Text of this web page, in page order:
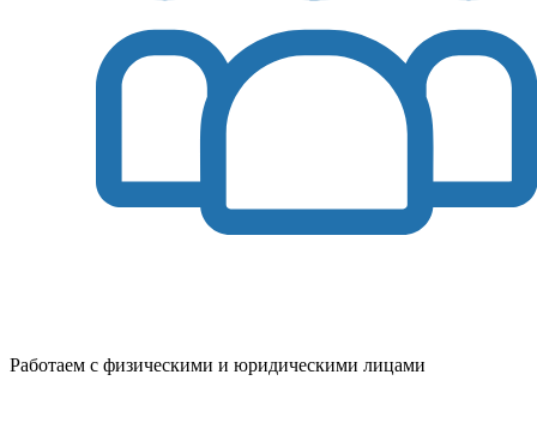
Работаем с физическими и юридическими лицами